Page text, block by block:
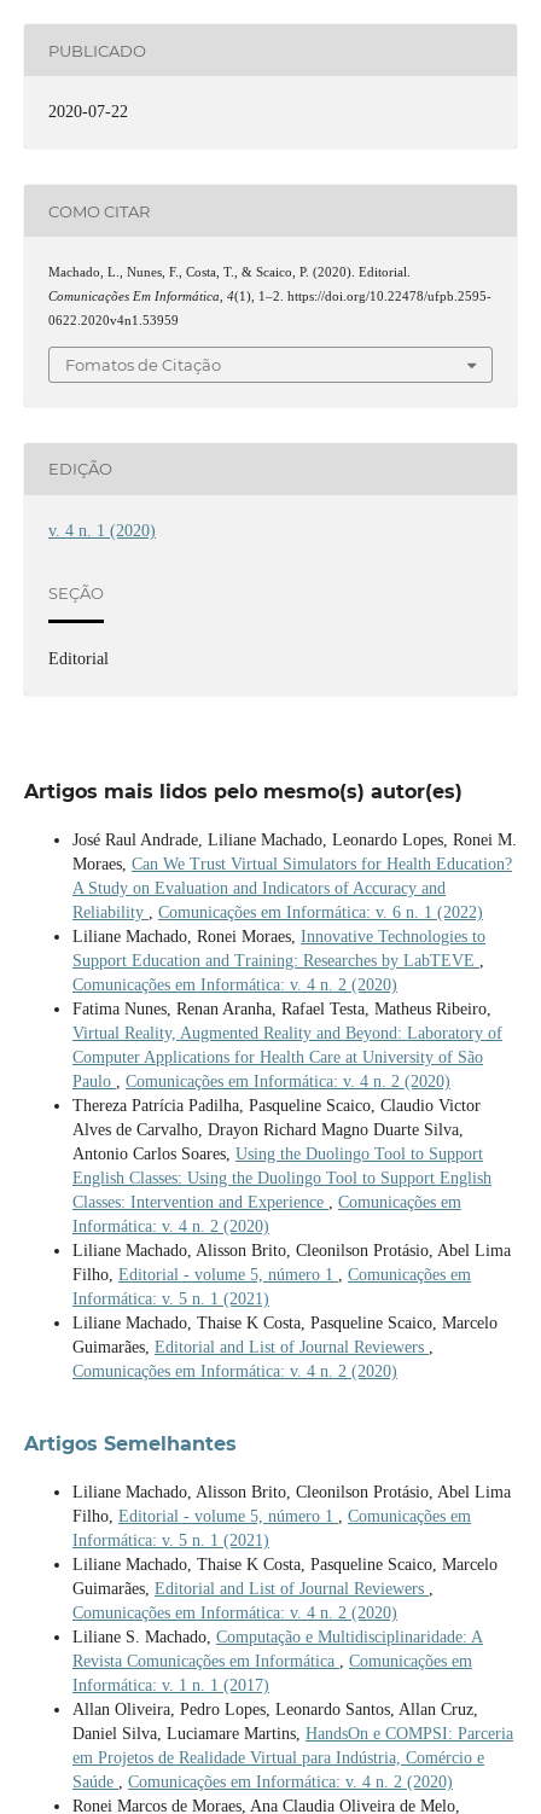
PUBLICADO
2020-07-22
COMO CITAR
Machado, L., Nunes, F., Costa, T., & Scaico, P. (2020). Editorial.
Comunicações Em Informática, 4(1), 1–2. https://doi.org/10.22478/ufpb.2595-
0622.2020v4n1.53959
Fomatos de Citação
EDIÇÃO
v. 4 n. 1 (2020)
SEÇÃO
Editorial
Artigos mais lidos pelo mesmo(s) autor(es)
José Raul Andrade, Liliane Machado, Leonardo Lopes, Ronei M.
Moraes, Can We Trust Virtual Simulators for Health Education?
A Study on Evaluation and Indicators of Accuracy and
Reliability , Comunicações em Informática: v. 6 n. 1 (2022)
Liliane Machado, Ronei Moraes, Innovative Technologies to
Support Education and Training: Researches by LabTEVE ,
Comunicações em Informática: v. 4 n. 2 (2020)
Fatima Nunes, Renan Aranha, Rafael Testa, Matheus Ribeiro,
Virtual Reality, Augmented Reality and Beyond: Laboratory of
Computer Applications for Health Care at University of São
Paulo , Comunicações em Informática: v. 4 n. 2 (2020)
Thereza Patrícia Padilha, Pasqueline Scaico, Claudio Victor
Alves de Carvalho, Drayon Richard Magno Duarte Silva,
Antonio Carlos Soares, Using the Duolingo Tool to Support
English Classes: Using the Duolingo Tool to Support English
Classes: Intervention and Experience , Comunicações em
Informática: v. 4 n. 2 (2020)
Liliane Machado, Alisson Brito, Cleonilson Protásio, Abel Lima
Filho, Editorial - volume 5, número 1 , Comunicações em
Informática: v. 5 n. 1 (2021)
Liliane Machado, Thaise K Costa, Pasqueline Scaico, Marcelo
Guimarães, Editorial and List of Journal Reviewers ,
Comunicações em Informática: v. 4 n. 2 (2020)
Artigos Semelhantes
Liliane Machado, Alisson Brito, Cleonilson Protásio, Abel Lima
Filho, Editorial - volume 5, número 1 , Comunicações em
Informática: v. 5 n. 1 (2021)
Liliane Machado, Thaise K Costa, Pasqueline Scaico, Marcelo
Guimarães, Editorial and List of Journal Reviewers ,
Comunicações em Informática: v. 4 n. 2 (2020)
Liliane S. Machado, Computação e Multidisciplinaridade: A
Revista Comunicações em Informática , Comunicações em
Informática: v. 1 n. 1 (2017)
Allan Oliveira, Pedro Lopes, Leonardo Santos, Allan Cruz,
Daniel Silva, Luciamare Martins, HandsOn e COMPSI: Parceria
em Projetos de Realidade Virtual para Indústria, Comércio e
Saúde , Comunicações em Informática: v. 4 n. 2 (2020)
Ronei Marcos de Moraes, Ana Claudia Oliveira de Melo,